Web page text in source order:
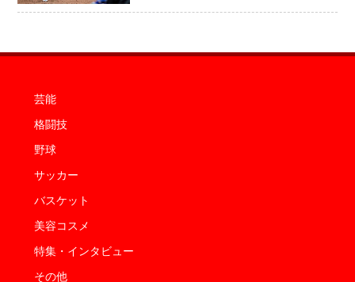
芸能
格闘技
野球
サッカー
バスケット
美容コスメ
特集・インタビュー
その他